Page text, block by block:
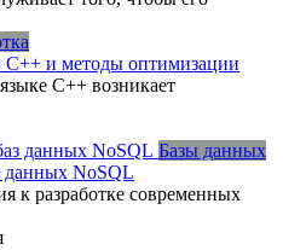
C++ и методы оптимизации
C++ возникает
Базы данных
данных NoSQL
к разработке современных